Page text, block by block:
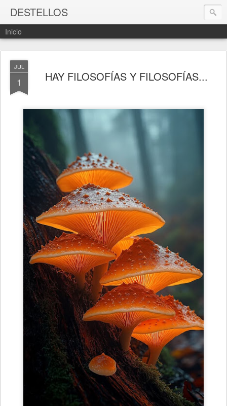
DESTELLOS
Inicio
JUL
1 HAY FILOSOFÍAS Y FILOSOFÍAS...